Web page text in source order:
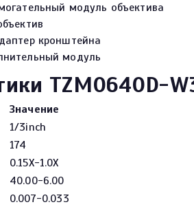
модуль объектива
кронштейна
модуль
TZM0640D-
Значение
1/3inch
174
0.15X-1.0X
40.00-6.00
0.007-0.033